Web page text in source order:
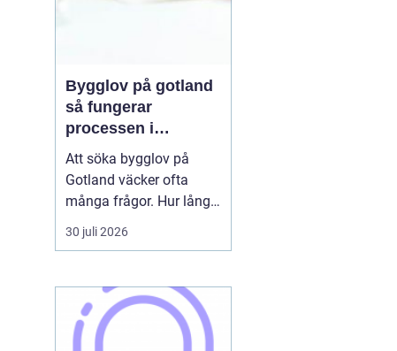
Bygglov på gotland
så fungerar
processen i
praktiken
Att söka bygglov på
Gotland väcker ofta
många frågor. Hur lång
tid tar det? Vilka
handlingar behövs? Och
nära havet eller i Visbys
känsliga kulturmiljö? För
den som sällan har
30 juli 2026